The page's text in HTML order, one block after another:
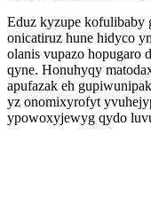
Eduz kyzupe kofulibaby
onicatiruz hune hidyco
olanis vupazo hopugaro
qyne. Honuhyqy
apufazak eh
yz onomixyrofyt
ypowoxyjewyg qydo